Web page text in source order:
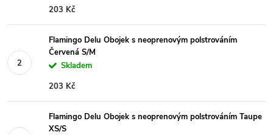
203 Kč
Flamingo Delu Obojek s neoprenovým polstrováním
Červená S/M
Skladem
203 Kč
Flamingo Delu Obojek s neoprenovým polstrováním Taupe
XS/S